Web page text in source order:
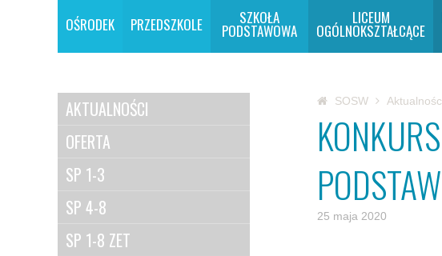
OŚRODEK PRZEDSZKOLE SZKOŁA
PODSTAWOWA
LICEUM
OGÓLNOKSZTAŁCĄCE
AKTUALNOŚCI
OFERTA
SP 1-3
SP 4-8
SP 1-8 ZET
SOSW
25 maja 2020